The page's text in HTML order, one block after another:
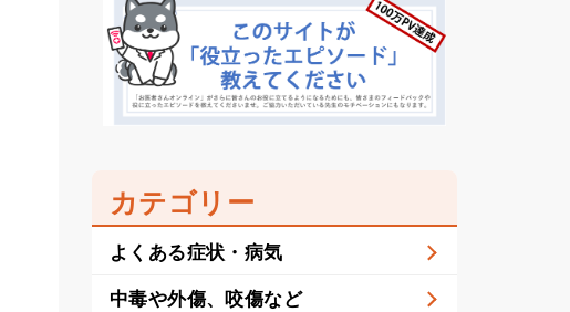
カテゴリー
よくある症状・病気
中毒や外傷、咬傷など